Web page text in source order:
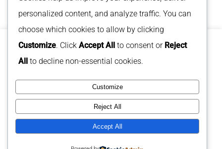
Via Ostiense 131/L (scala A, 6° piano) – 00154 –
Roma – P.IVA 01348121003 – © All rights reserved
–PRIVACY POLICY
Policy di consenso per i cookie
Utilizziamo i cookie sul nostro sito Web per offrirti
quando ripeti le visite. Cliccando su "Accetta tutto",
acconsenti all'uso di TUTTI i cookie. Tuttavia, puoi visitare
"Impostazioni cookie" per fornire un consenso controllato.
Impostazioni cookies Accetta tutti
personalized content, and analyze traffic. You can
choose which cookies to allow by clicking
Customize. Click Accept All to consent or Reject
All to decline non-essential cookies.
Customize
Reject All
Accept All